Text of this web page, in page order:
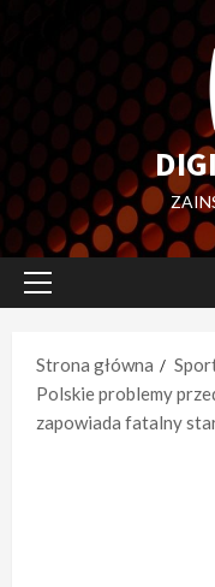
Menu
Strona główna
Polskie problemy
zapowiada fatalny